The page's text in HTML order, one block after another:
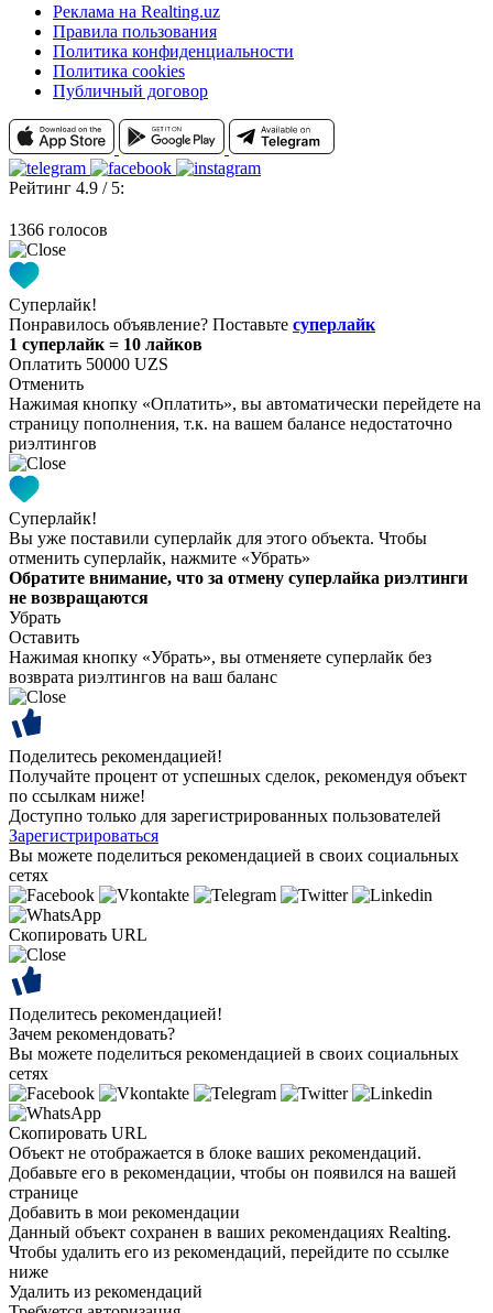
Реклама на Realting.uz
Правила пользования
Политика конфиденциальности
Политика cookies
Публичный договор
Рейтинг 4.9 / 5:
1366 голосов
Суперлайк!
Понравилось объявление? Поставьте суперлайк
1 суперлайк = 10 лайков
Оплатить 50000 UZS
Отменить
Нажимая кнопку «Оплатить», вы автоматически перейдете на
страницу пополнения, т.к. на вашем балансе недостаточно
риэлтингов
Суперлайк!
Вы уже поставили суперлайк для этого объекта. Чтобы
отменить суперлайк, нажмите «Убрать»
Обратите внимание, что за отмену суперлайка риэлтинги
не возвращаются
Убрать
Оставить
Нажимая кнопку «Убрать», вы отменяете суперлайк без
возврата риэлтингов на ваш баланс
Поделитесь рекомендацией!
Получайте процент от успешных сделок, рекомендуя объект
по ссылкам ниже!
Доступно только для зарегистрированных пользователей
Зарегистрироваться
Вы можете поделиться рекомендацией в своих социальных
сетях
Скопировать URL
Поделитесь рекомендацией!
Зачем рекомендовать?
Вы можете поделиться рекомендацией в своих социальных
сетях
Скопировать URL
Объект не отображается в блоке ваших рекомендаций.
Добавьте его в рекомендации, чтобы он появился на вашей
странице
Добавить в мои рекомендации
Данный объект сохранен в ваших рекомендациях Realting.
Чтобы удалить его из рекомендаций, перейдите по ссылке
ниже
Удалить из рекомендаций